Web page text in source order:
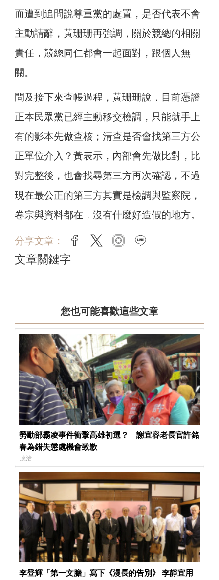
而遭到追問說尊重黨的處置，是否代表不會
主動請辭，黃珊珊再強調，關於競總的相關
責任，競總同仁都會一起面對，跟個人無
關。
問及接下來查帳過程，黃珊珊說，目前憑證
正本民眾黨已經主動移交檢調，只能就手上
有的影本先做查核；清查是否會找第三方公
正單位介入？黃表示，內部會先做比對，比
對完整後，也會找尋第三方再次確認，不過
現在最公正的第三方其實是檢調與監察院，
卷宗與資料都在，沒有什麼好造假的地方。
分享文章： facebook
twitter instagram
文章關鍵字
您也可能喜歡這些文章
勞動部霸凌事件衝擊高雄初選？ 謝宜容老長官許銘
春為錯失懲處機會致歉
政治
李登輝「第一文膽」寫下《漫長的告別》 李靜宜用